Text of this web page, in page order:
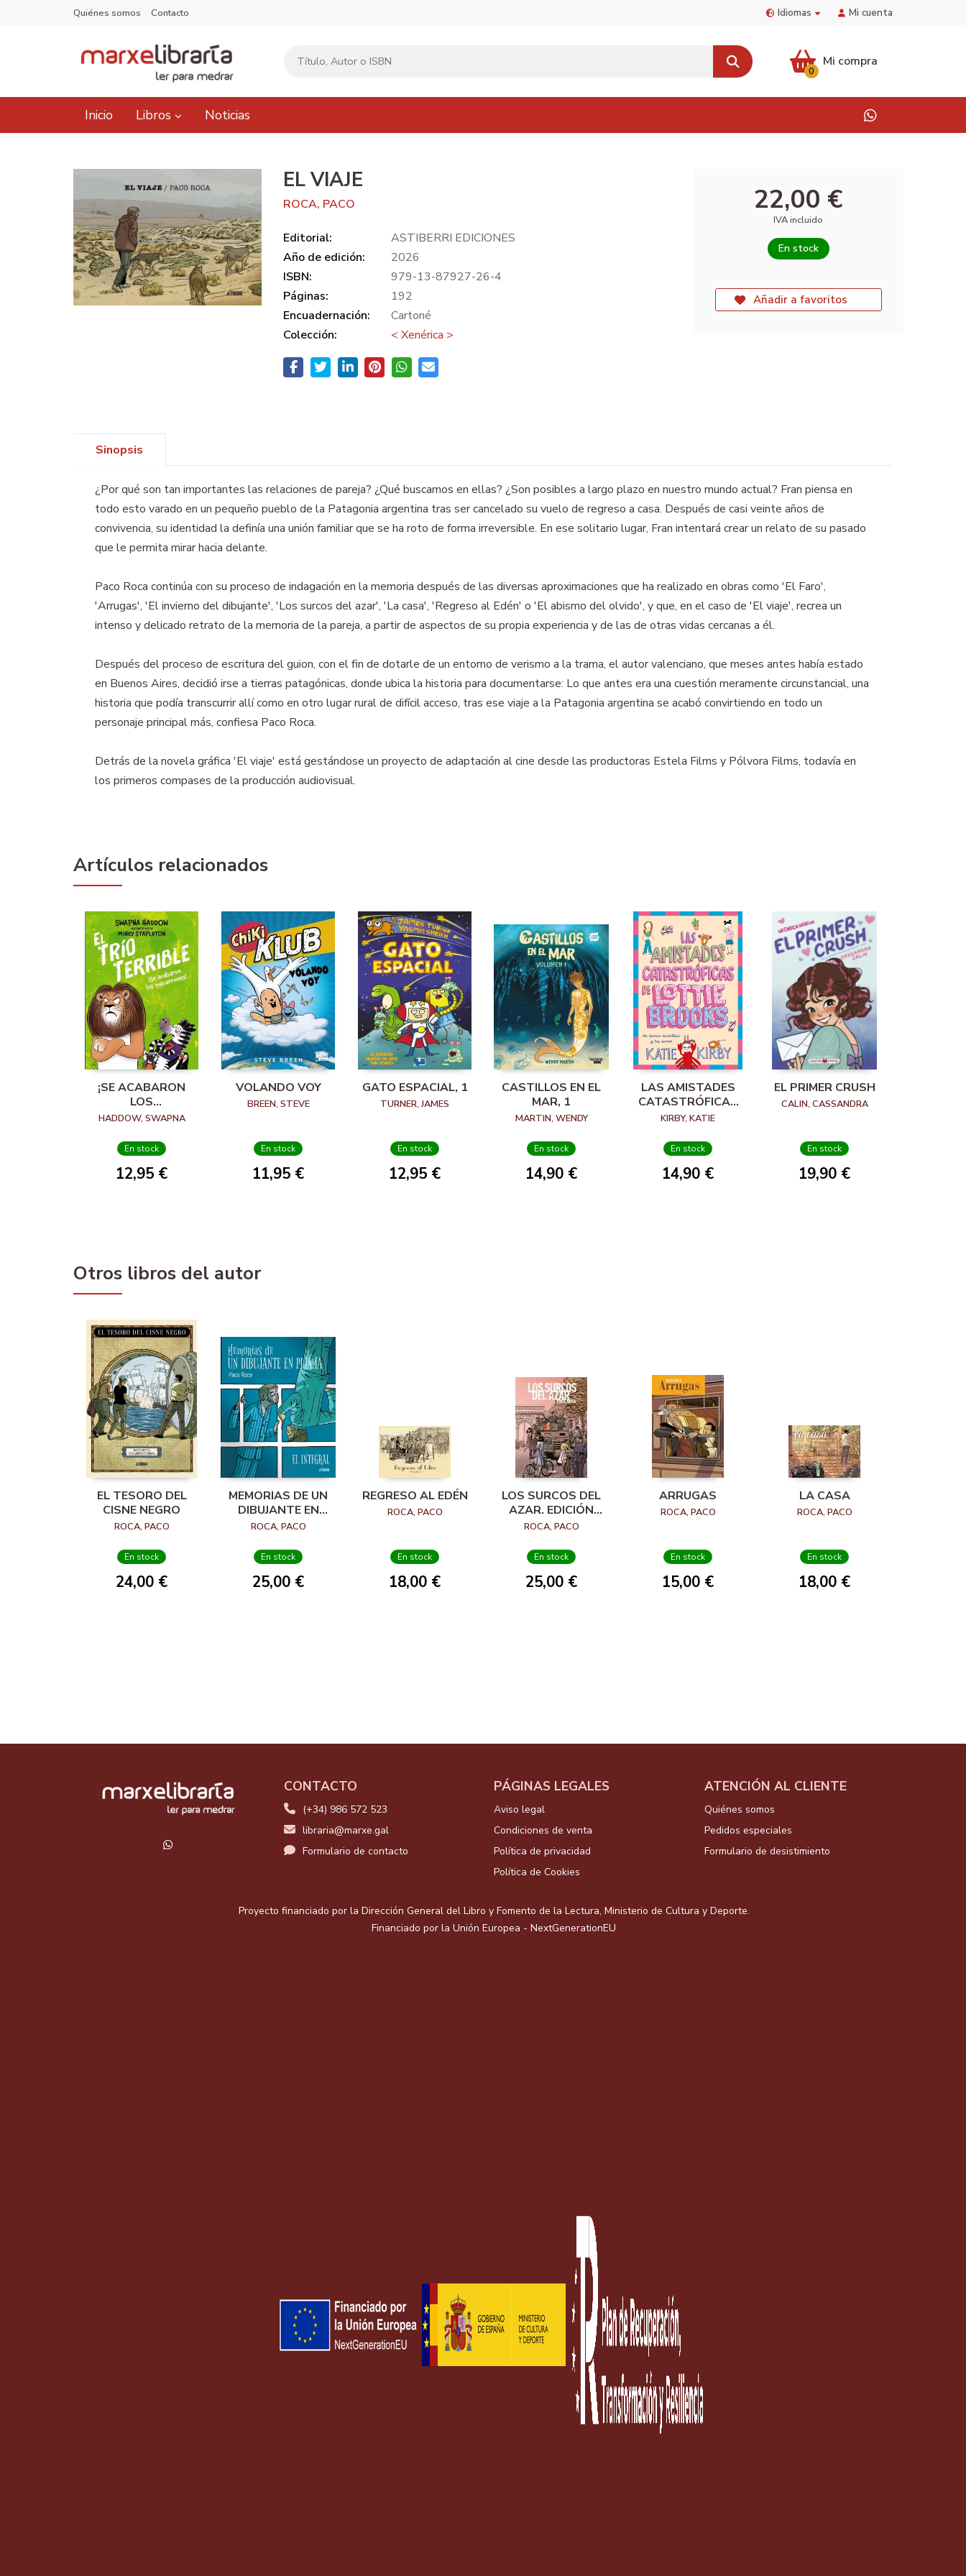
Quiénes somos Contacto Idiomas Mi cuenta
Mi compra
0
Inicio Libros Noticias
EL VIAJE
ROCA, PACO
Editorial:
ASTIBERRI EDICIONES
Año de edición:
2026
ISBN:
979-13-87927-26-4
Páginas:
192
Encuadernación:
Cartoné
Colección:
< Xenérica >
22,00 €
IVA incluido
En stock
Añadir a favoritos
Sinopsis
¿Por qué son tan importantes las relaciones de pareja? ¿Qué buscamos en ellas? ¿Son posibles a largo plazo en nuestro mundo actual? Fran piensa en
todo esto varado en un pequeño pueblo de la Patagonia argentina tras ser cancelado su vuelo de regreso a casa. Después de casi veinte años de
convivencia, su identidad la definía una unión familiar que se ha roto de forma irreversible. En ese solitario lugar, Fran intentará crear un relato de su pasado
que le permita mirar hacia delante.
Paco Roca continúa con su proceso de indagación en la memoria después de las diversas aproximaciones que ha realizado en obras como 'El Faro',
'Arrugas', 'El invierno del dibujante', 'Los surcos del azar', 'La casa', 'Regreso al Edén' o 'El abismo del olvido', y que, en el caso de 'El viaje', recrea un
intenso y delicado retrato de la memoria de la pareja, a partir de aspectos de su propia experiencia y de las de otras vidas cercanas a él.
Después del proceso de escritura del guion, con el fin de dotarle de un entorno de verismo a la trama, el autor valenciano, que meses antes había estado
en Buenos Aires, decidió irse a tierras patagónicas, donde ubica la historia para documentarse: Lo que antes era una cuestión meramente circunstancial, una
historia que podía transcurrir allí como en otro lugar rural de difícil acceso, tras ese viaje a la Patagonia argentina se acabó convirtiendo en todo un
personaje principal más, confiesa Paco Roca.
Detrás de la novela gráfica 'El viaje' está gestándose un proyecto de adaptación al cine desde las productoras Estela Films y Pólvora Films, todavía en
los primeros compases de la producción audiovisual.
Artículos relacionados
¡SE ACABARON
LOS
MACARRONES!
HADDOW, SWAPNA
En stock
12,95 €
VOLANDO VOY
BREEN, STEVE
En stock
11,95 €
GATO ESPACIAL, 1
TURNER, JAMES
En stock
12,95 €
CASTILLOS EN EL
MAR, 1
MARTIN, WENDY
En stock
14,90 €
LAS AMISTADES
CATASTRÓFICAS
DE LOTTIE
KIRBY, KATIE
En stock
14,90 €
EL PRIMER CRUSH
CALIN, CASSANDRA
En stock
19,90 €
Otros libros del autor
EL TESORO DEL
CISNE NEGRO
ROCA, PACO
En stock
24,00 €
MEMORIAS DE UN
DIBUJANTE EN
PIJAMA. EL
ROCA, PACO
En stock
25,00 €
REGRESO AL EDÉN
ROCA, PACO
En stock
18,00 €
LOS SURCOS DEL
AZAR. EDICIÓN
AMPLIADA
ROCA, PACO
En stock
25,00 €
ARRUGAS
ROCA, PACO
En stock
15,00 €
LA CASA
ROCA, PACO
En stock
18,00 €
CONTACTO
(+34) 986 572 523
libraria@marxe.gal
Formulario de contacto
PÁGINAS LEGALES
Aviso legal
Condiciones de venta
Política de privacidad
Política de Cookies
ATENCIÓN AL CLIENTE
Quiénes somos
Pedidos especiales
Formulario de desistimiento
Proyecto financiado por la Dirección General del Libro y Fomento de la Lectura, Ministerio de Cultura y Deporte.
Financiado por la Unión Europea - NextGenerationEU